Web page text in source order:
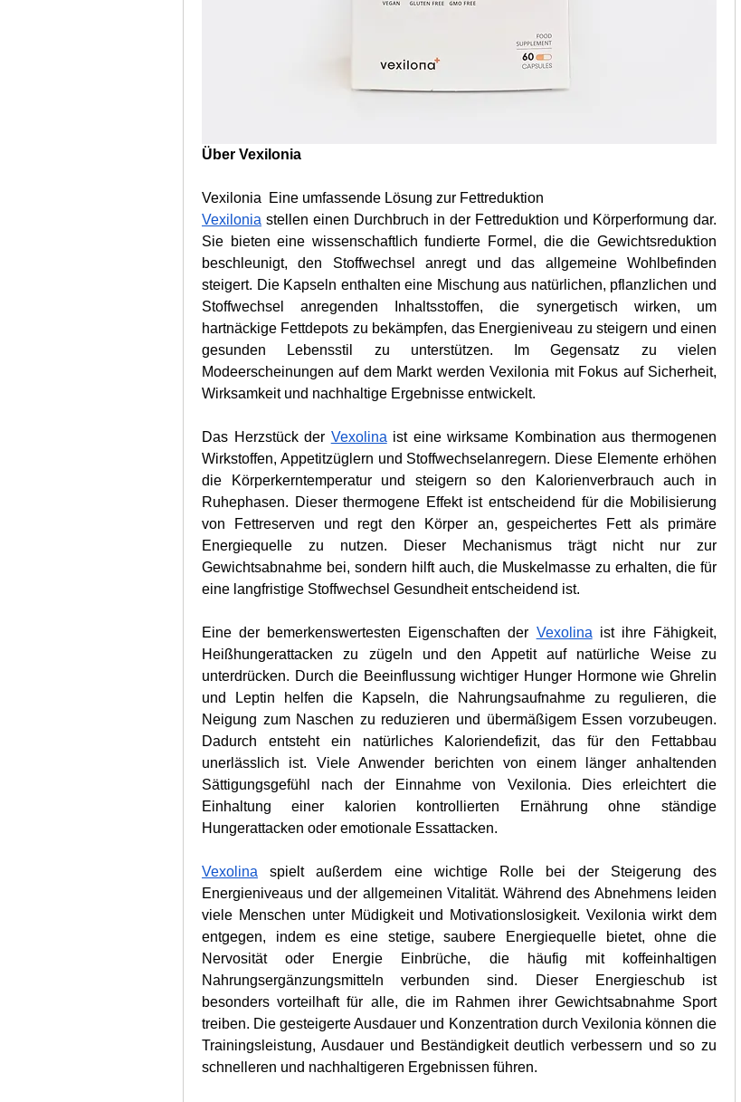
Über Vexilonia
Vexilonia  Eine umfassende Lösung zur Fettreduktion
Vexilonia stellen einen Durchbruch in der Fettreduktion und Körperformung dar.
Sie bieten eine wissenschaftlich fundierte Formel, die die Gewichtsreduktion
beschleunigt, den Stoffwechsel anregt und das allgemeine Wohlbefinden
steigert. Die Kapseln enthalten eine Mischung aus natürlichen, pflanzlichen und
Stoffwechsel anregenden Inhaltsstoffen, die synergetisch wirken, um
hartnäckige Fettdepots zu bekämpfen, das Energieniveau zu steigern und einen
gesunden Lebensstil zu unterstützen. Im Gegensatz zu vielen
Modeerscheinungen auf dem Markt werden Vexilonia mit Fokus auf Sicherheit,
Wirksamkeit und nachhaltige Ergebnisse entwickelt.
Das Herzstück der Vexolina ist eine wirksame Kombination aus thermogenen
Wirkstoffen, Appetitzüglern und Stoffwechselanregern. Diese Elemente erhöhen
die Körperkerntemperatur und steigern so den Kalorienverbrauch auch in
Ruhephasen. Dieser thermogene Effekt ist entscheidend für die Mobilisierung
von Fettreserven und regt den Körper an, gespeichertes Fett als primäre
Energiequelle zu nutzen. Dieser Mechanismus trägt nicht nur zur
Gewichtsabnahme bei, sondern hilft auch, die Muskelmasse zu erhalten, die für
eine langfristige Stoffwechsel Gesundheit entscheidend ist.
Eine der bemerkenswertesten Eigenschaften der Vexolina ist ihre Fähigkeit,
Heißhungerattacken zu zügeln und den Appetit auf natürliche Weise zu
unterdrücken. Durch die Beeinflussung wichtiger Hunger Hormone wie Ghrelin
und Leptin helfen die Kapseln, die Nahrungsaufnahme zu regulieren, die
Neigung zum Naschen zu reduzieren und übermäßigem Essen vorzubeugen.
Dadurch entsteht ein natürliches Kaloriendefizit, das für den Fettabbau
unerlässlich ist. Viele Anwender berichten von einem länger anhaltenden
Sättigungsgefühl nach der Einnahme von Vexilonia. Dies erleichtert die
Einhaltung einer kalorien kontrollierten Ernährung ohne ständige
Hungerattacken oder emotionale Essattacken.
Vexolina spielt außerdem eine wichtige Rolle bei der Steigerung des
Energieniveaus und der allgemeinen Vitalität. Während des Abnehmens leiden
viele Menschen unter Müdigkeit und Motivationslosigkeit. Vexilonia wirkt dem
entgegen, indem es eine stetige, saubere Energiequelle bietet, ohne die
Nervosität oder Energie Einbrüche, die häufig mit koffeinhaltigen
Nahrungsergänzungsmitteln verbunden sind. Dieser Energieschub ist
besonders vorteilhaft für alle, die im Rahmen ihrer Gewichtsabnahme Sport
treiben. Die gesteigerte Ausdauer und Konzentration durch Vexilonia können die
Trainingsleistung, Ausdauer und Beständigkeit deutlich verbessern und so zu
schnelleren und nachhaltigeren Ergebnissen führen.